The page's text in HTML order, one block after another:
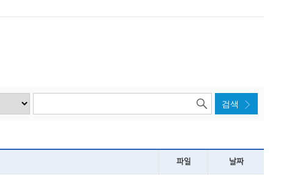
파일 날짜